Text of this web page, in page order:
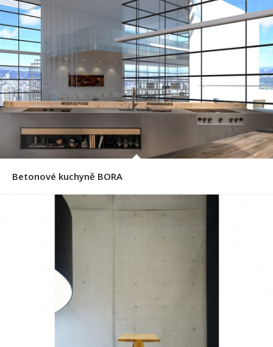
Betonové kuchyně BORA